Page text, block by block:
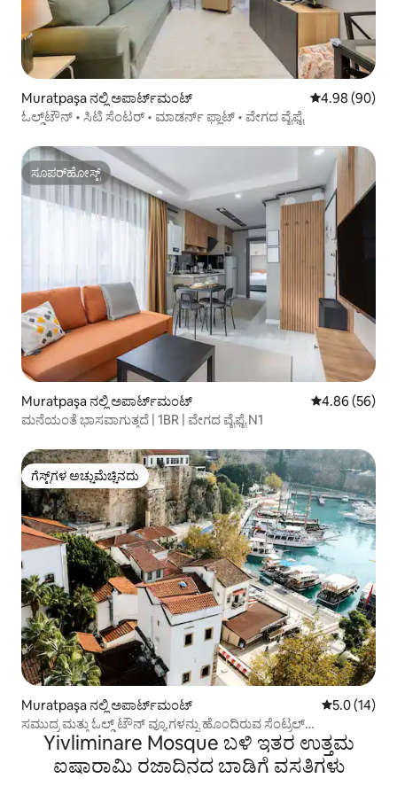
Muratpaşa ನಲ್ಲಿ ಅಪಾರ್ಟ್‌ಮಂಟ್ 5 ರಲ್ಲಿ 4.98
4.98 (90)
ಓಲ್ಡ್‌ಟೌನ್ • ಸಿಟಿ ಸೆಂಟರ್ • ಮಾಡರ್ನ್ ಫ್ಲಾಟ್ • ವೇಗದ ವೈಫೈ
ಸೂಪರ್‌ಹೋಸ್ಟ್
ಸೂಪರ್‌ಹೋಸ್ಟ್
Muratpaşa ನಲ್ಲಿ ಅಪಾರ್ಟ್‌ಮಂಟ್ 5 ರಲ್ಲಿ 4.86
4.86 (56)
ಮನೆಯಂತೆ ಭಾಸವಾಗುತ್ತದೆ | 1BR | ವೇಗದ ವೈಫೈ N1
ಗೆಸ್ಟ್‌ಗಳ ಅಚ್ಚುಮೆಚ್ಚಿನದು
ಗೆಸ್ಟ್‌ಗಳ ಅಚ್ಚುಮೆಚ್ಚಿನದು
Muratpaşa ನಲ್ಲಿ ಅಪಾರ್ಟ್‌ಮಂಟ್ 5 ರಲ್ಲಿ 5.0
5.0 (14)
ಸಮುದ್ರ ಮತ್ತು ಓಲ್ಡ್ ಟೌನ್ ವ್ಯೂಗಳನ್ನು ಹೊಂದಿರುವ ಸೆಂಟ್ರಲ್
ಅಪಾರ್ಟ್‌ಮೆಂಟ್
Yivliminare Mosque ಬಳಿ ಇತರ ಉತ್ತಮ
ಐಷಾರಾಮಿ ರಜಾದಿನದ ಬಾಡಿಗೆ ವಸತಿಗಳು